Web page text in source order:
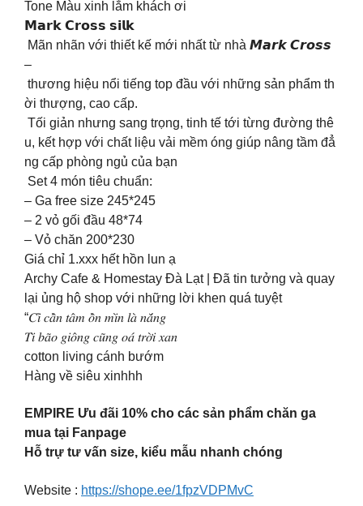
Tone Màu xinh lắm khách ơi
𝗠𝗮𝗿𝗸 𝗖𝗿𝗼𝘀𝘀 𝘀𝗶𝗹𝗸
Mãn nhãn với thiết kế mới nhất từ nhà 𝙈𝙖𝙧𝙠 𝘾𝙧𝙤𝙨𝙨
–
thương hiệu nổi tiếng top đầu với những sản phẩm th
ời thượng, cao cấp.
Tối giản nhưng sang trọng, tinh tế tới từng đường thê
u, kết hợp với chất liệu vải mềm óng giúp nâng tầm đẳ
ng cấp phòng ngủ của bạn
Set 4 món tiêu chuẩn:
– Ga free size 245*245
– 2 vỏ gối đầu 48*74
– Vỏ chăn 200*230
Giá chỉ 1.xxx hết hồn lun ạ
Archy Cafe & Homestay Đà Lạt | Đã tin tưởng và quay
lại ủng hộ shop với những lời khen quá tuyệt
“𝐶𝑖̉ 𝑐𝑎̂̀𝑛 𝑡𝑎̂𝑚 𝑜̂̀𝑛 𝑚𝑖̀𝑛 𝑙𝑎̀ 𝑛𝑎̆́𝑛𝑔
𝑇𝑖̀ 𝑏𝑎̃𝑜 𝑔𝑖𝑜̂𝑛𝑔 𝑐𝑢̃𝑛𝑔 𝑜𝑎́ 𝑡𝑟𝑜̛̀𝑖 𝑥𝑎𝑛
cotton living cánh bướm
Hàng về siêu xinhhh
EMPIRE Ưu đãi 10% cho các sản phẩm chăn ga
mua tại Fanpage
Hỗ trự tư vấn size, kiểu mẫu nhanh chóng
Website : https://shope.ee/1fpzVDPMvC